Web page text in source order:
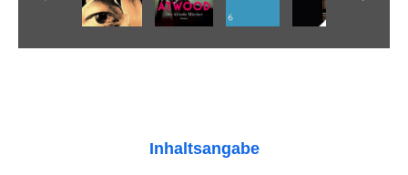
Inhaltsangabe